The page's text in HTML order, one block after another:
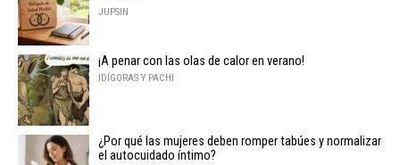
JUPSIN
¡A penar con las olas de calor en verano!
IDÍGORAS Y PACHI
¿Por qué las mujeres deben romper tabúes y normalizar
el autocuidado íntimo?